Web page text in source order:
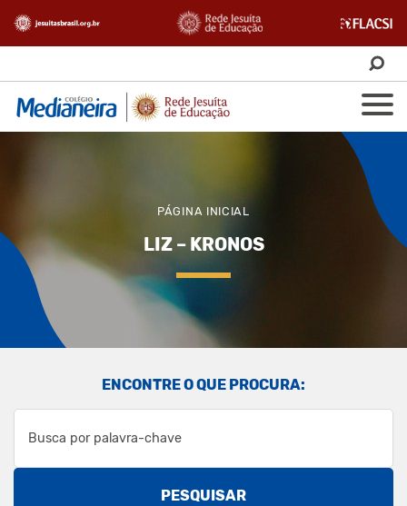
PÁGINA INICIAL
LIZ – KRONOS
ENCONTRE O QUE PROCURA:
PESQUISAR